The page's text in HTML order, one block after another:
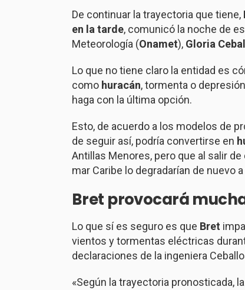
De continuar la trayectoria que tiene,
en la tarde, comunicó la noche de
Meteorología (Onamet), Gloria
Lo que no tiene claro la entidad es
como huracán, tormenta o
haga con la última opción.
Esto, de acuerdo a los modelos de
de seguir así, podría convertirse en
Antillas Menores, pero que al salir
mar Caribe lo degradarían de nuevo
Bret provocará
Lo que sí es seguro es que Bret
vientos y tormentas eléctricas
declaraciones de la ingeniera
«Según la trayectoria pronosticada,